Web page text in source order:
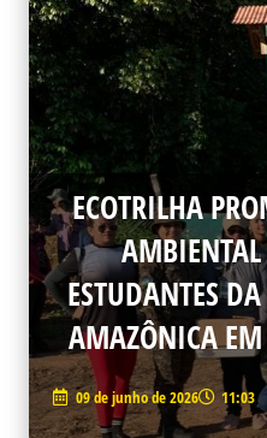
ECOTRILHA
ESTUDANTES
AMAZÔNICA
09 de junho de 2026 11:03